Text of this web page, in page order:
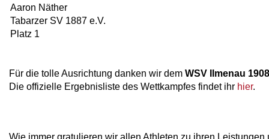
Aaron Näther
Tabarzer SV 1887 e.V.
Platz 1
Für die tolle Ausrichtung danken wir dem WSV Ilmenau
Die offizielle Ergebnisliste des Wettkampfes findet ihr hier.
Wie immer gratulieren wir allen Athleten zu ihren